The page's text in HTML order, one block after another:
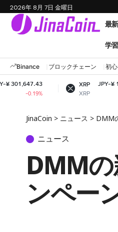
2026年 8月 7日 金曜日
最
学習
Binance ブロックチェーン 初
XRP
XRP
JPY-¥ 162.77
-2.01%
JinaCoin > ニュース > DMM
ニュース
DMM
ンペー